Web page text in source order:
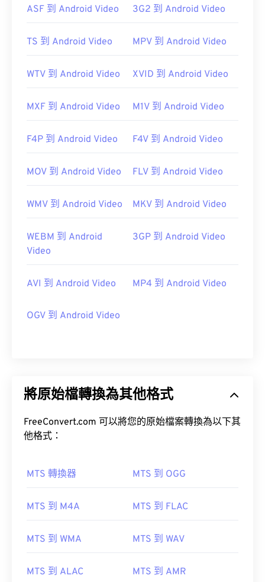
實用連結：
http://www.blu-raydisc.com/en/languagetest.aspx
ASF 到 Android Video 3G2 到 Android Video
TS 到 Android Video MPV 到 Android Video
WTV 到 Android Video XVID 到 Android Video
MXF 到 Android Video M1V 到 Android Video
F4P 到 Android Video F4V 到 Android Video
MOV 到 Android Video FLV 到 Android Video
WMV 到 Android Video MKV 到 Android Video
WEBM 到 Android
Video
3GP 到 Android Video
AVI 到 Android Video MP4 到 Android Video
OGV 到 Android Video
將原始檔轉換為其他格式
FreeConvert.com 可以將您的原始檔案轉換為以下其
他格式：
MTS 轉換器 MTS 到 OGG
MTS 到 M4A MTS 到 FLAC
MTS 到 WMA MTS 到 WAV
MTS 到 ALAC MTS 到 AMR